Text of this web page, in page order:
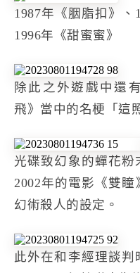
1987年《胭脂扣》、
1996年《甜蜜蜜》
除此之外遊戲中還
飛》當中的名梗「這
光碟致幻象的蟬花粉
2002年的電影《雙
幻術殺人的設定。
此外在和李經理談判